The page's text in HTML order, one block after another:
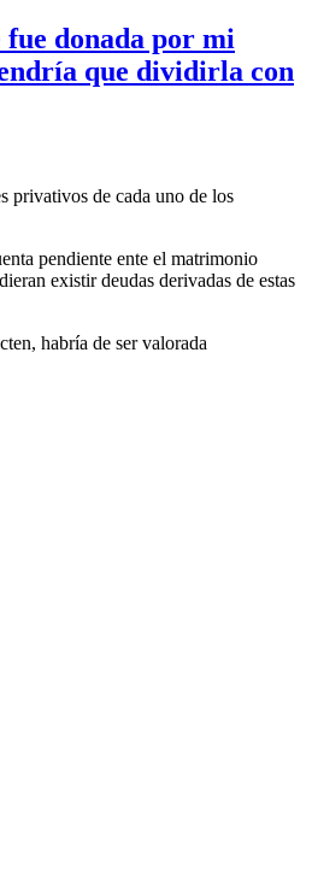
fue donada por mi
que dividirla con
privativos de cada uno de los
pendiente ente el matrimonio
existir deudas derivadas de estas
habría de ser valorada